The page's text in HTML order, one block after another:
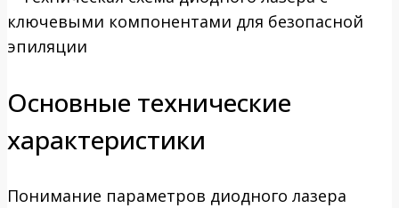
Основные технические
характеристики
Понимание параметров диодного лазера